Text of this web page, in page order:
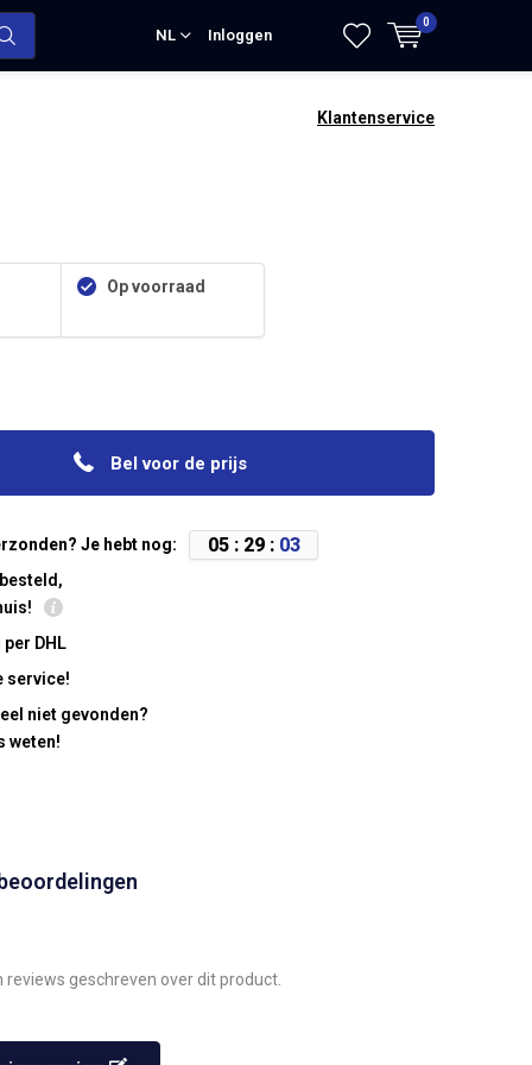
NL Inloggen
0
Klantenservice
Op voorraad
Bel voor de prijs
Je hebt nog: 05: 29: 03
DHL
service!
niet gevonden?
weten!
reviews geschreven over dit product.